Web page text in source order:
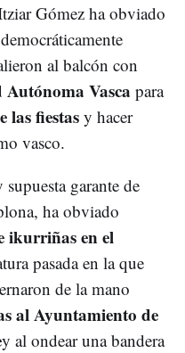
Gómez ha obviado
democráticamente
al balcón con
Vasca para
las fiestas y hacer
vasco.
garante de
ha obviado
ikurriñas en el
pasada en la que
de la mano
al Ayuntamiento de
y al ondear una bandera